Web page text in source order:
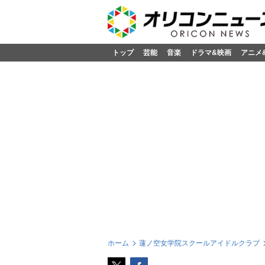
トップ 芸能 音楽 ドラマ&映画 アニメ
ホーム 蓮ノ空女学院スクールアイドルクラブ